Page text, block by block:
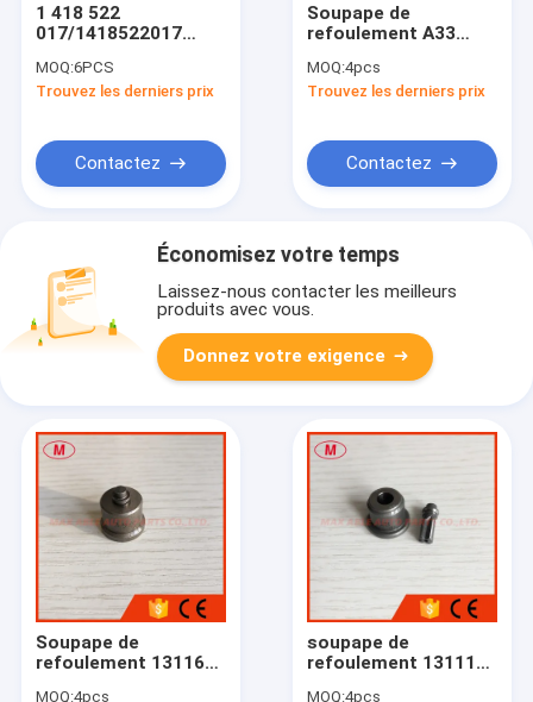
1 418 522
017/1418522017
refoulement de
pompe à huile
MOQ:6PCS
Trouvez les derniers prix
Contactez
Soupape de
refoulement A33
moteur Isuzu
4BD1T/6BD1T
MOQ:4pcs
Trouvez les derniers prix
Contactez
Économisez votre temps
Laissez-nous contacter les meilleurs
produits avec vous.
Donnez votre exigence
Soupape de
refoulement 131160-
MOQ:4pcs
soupape de
refoulement 131110-
MOQ:4pcs